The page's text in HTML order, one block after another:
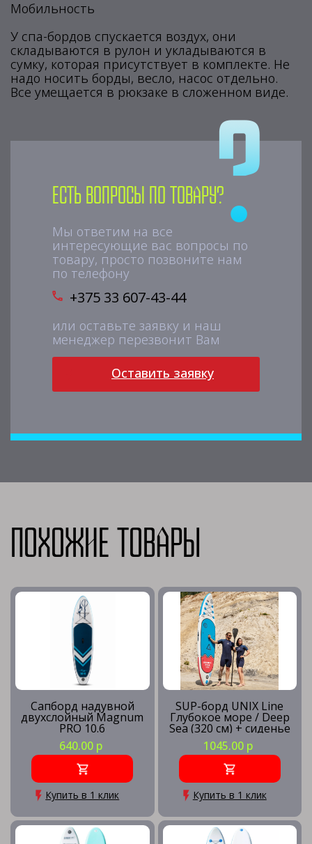
Мобильность
У спа-бордов спускается воздух, они
складываются в рулон и укладываются в
сумку, которая присутствует в комплекте. Не
надо носить борды, весло, насос отдельно.
Все умещается в рюкзаке в сложенном виде.
Есть вопросы по товару?
Мы ответим на все
интересующие вас вопросы по
товару, просто позвоните нам
по телефону
+375 33 607-43-44
или оставьте заявку и наш
менеджер перезвонит Вам
Оставить заявку
Похожие товары
Сапборд надувной
двухслойный Magnum
PRO 10.6
640.00 р
Купить в 1 клик
SUP-борд UNIX Line
Глубокое море / Deep
Sea (320 см) + сиденье
1045.00 р
Купить в 1 клик